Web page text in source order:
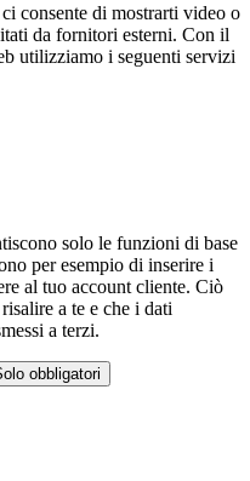
consente di mostrarti video o
da fornitori esterni. Con il
utilizziamo i seguenti servizi
solo le funzioni di base
per esempio di inserire i
al tuo account cliente. Ciò
a te e che i dati
a terzi.
obbligatori